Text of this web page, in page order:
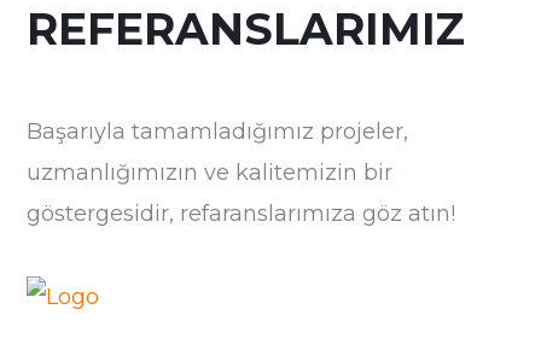
REFERANSLARIMIZ
Başarıyla tamamladığımız projeler,
uzmanlığımızın ve kalitemizin bir
göstergesidir, refaranslarımıza göz atın!